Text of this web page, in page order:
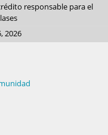
responsable para el
2026